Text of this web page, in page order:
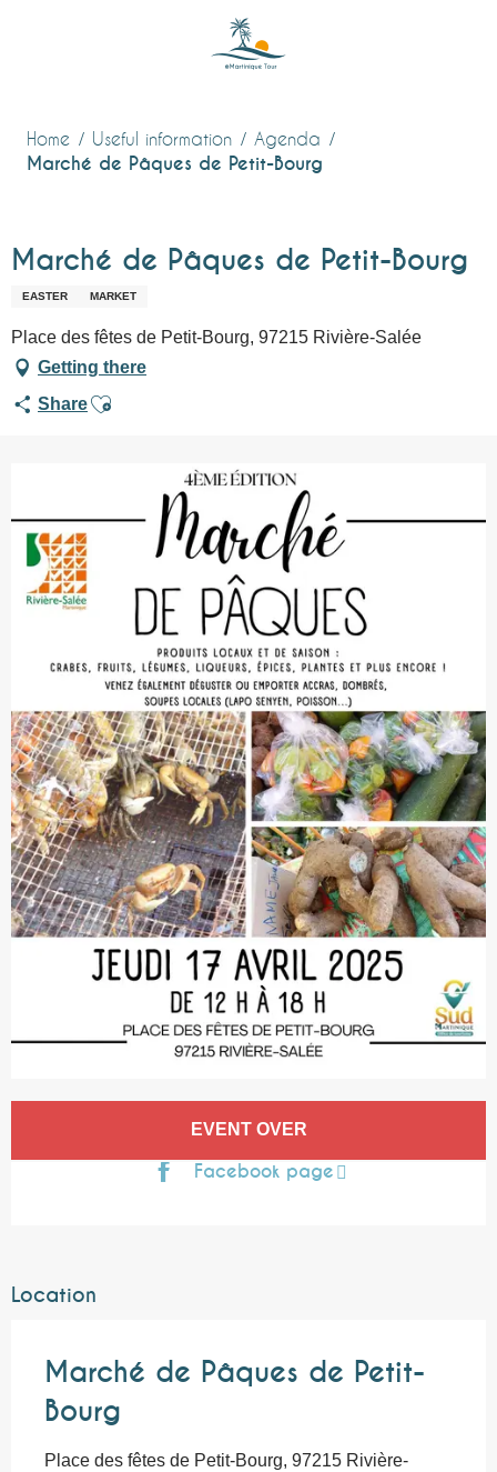
Home Useful information Agenda
Marché de Pâques de Petit-Bourg
Marché de Pâques de Petit-Bourg
EASTER MARKET
Place des fêtes de Petit-Bourg, 97215 Rivière-Salée
Getting there
ShareAjouter aux favoris
Opening hours & contact details
EVENT OVER
Facebook page
Location
Marché de Pâques de Petit-
Bourg
Place des fêtes de Petit-Bourg, 97215 Rivière-